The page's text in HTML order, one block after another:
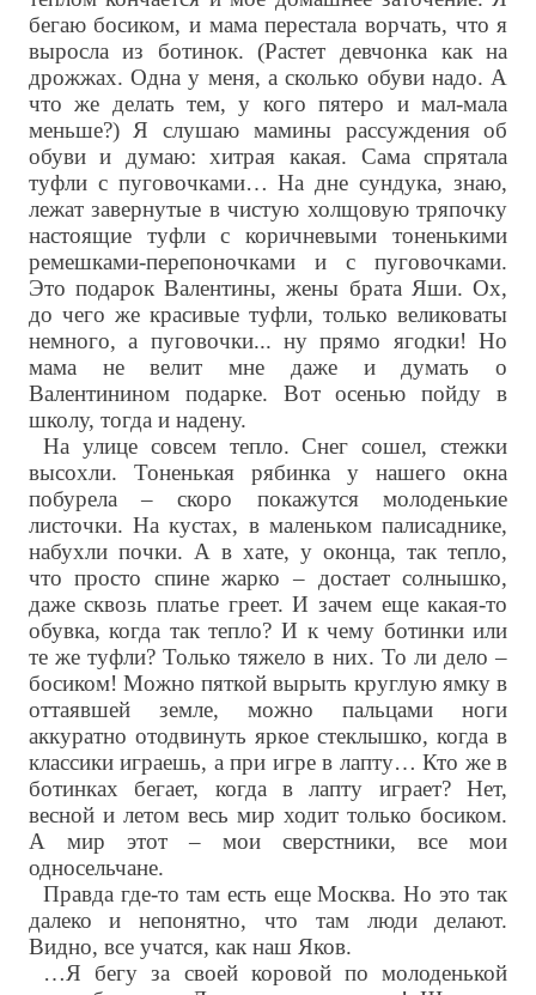
бегаю босиком, и мама перестала ворчать, что я
выросла из ботинок. (Растет девчонка как на
дрожжах. Одна у меня, а сколько обуви надо. А
что же делать тем, у кого пятеро и мал-мала
меньше?) Я слушаю мамины рассуждения об
обуви и думаю: хитрая какая. Сама спрятала
туфли с пуговочками… На дне сундука, знаю,
лежат завернутые в чистую холщовую тряпочку
настоящие туфли с коричневыми тоненькими
ремешками-перепоночками и с пуговочками.
Это подарок Валентины, жены брата Яши. Ох,
до чего же красивые туфли, только великоваты
немного, а пуговочки... ну прямо ягодки! Но
мама не велит мне даже и думать о
Валентинином подарке. Вот осенью пойду в
школу, тогда и надену.
На улице совсем тепло. Снег сошел, стежки
высохли. Тоненькая рябинка у нашего окна
побурела – скоро покажутся молоденькие
листочки. На кустах, в маленьком палисаднике,
набухли почки. А в хате, у оконца, так тепло,
что просто спине жарко – достает солнышко,
даже сквозь платье греет. И зачем еще какая-то
обувка, когда так тепло? И к чему ботинки или
те же туфли? Только тяжело в них. То ли дело –
босиком! Можно пяткой вырыть круглую ямку в
оттаявшей земле, можно пальцами ноги
аккуратно отодвинуть яркое стеклышко, когда в
классики играешь, а при игре в лапту… Кто же в
ботинках бегает, когда в лапту играет? Нет,
весной и летом весь мир ходит только босиком.
А мир этот – мои сверстники, все мои
односельчане.
Правда где-то там есть еще Москва. Но это так
далеко и непонятно, что там люди делают.
Видно, все учатся, как наш Яков.
…Я бегу за своей коровой по молоденькой